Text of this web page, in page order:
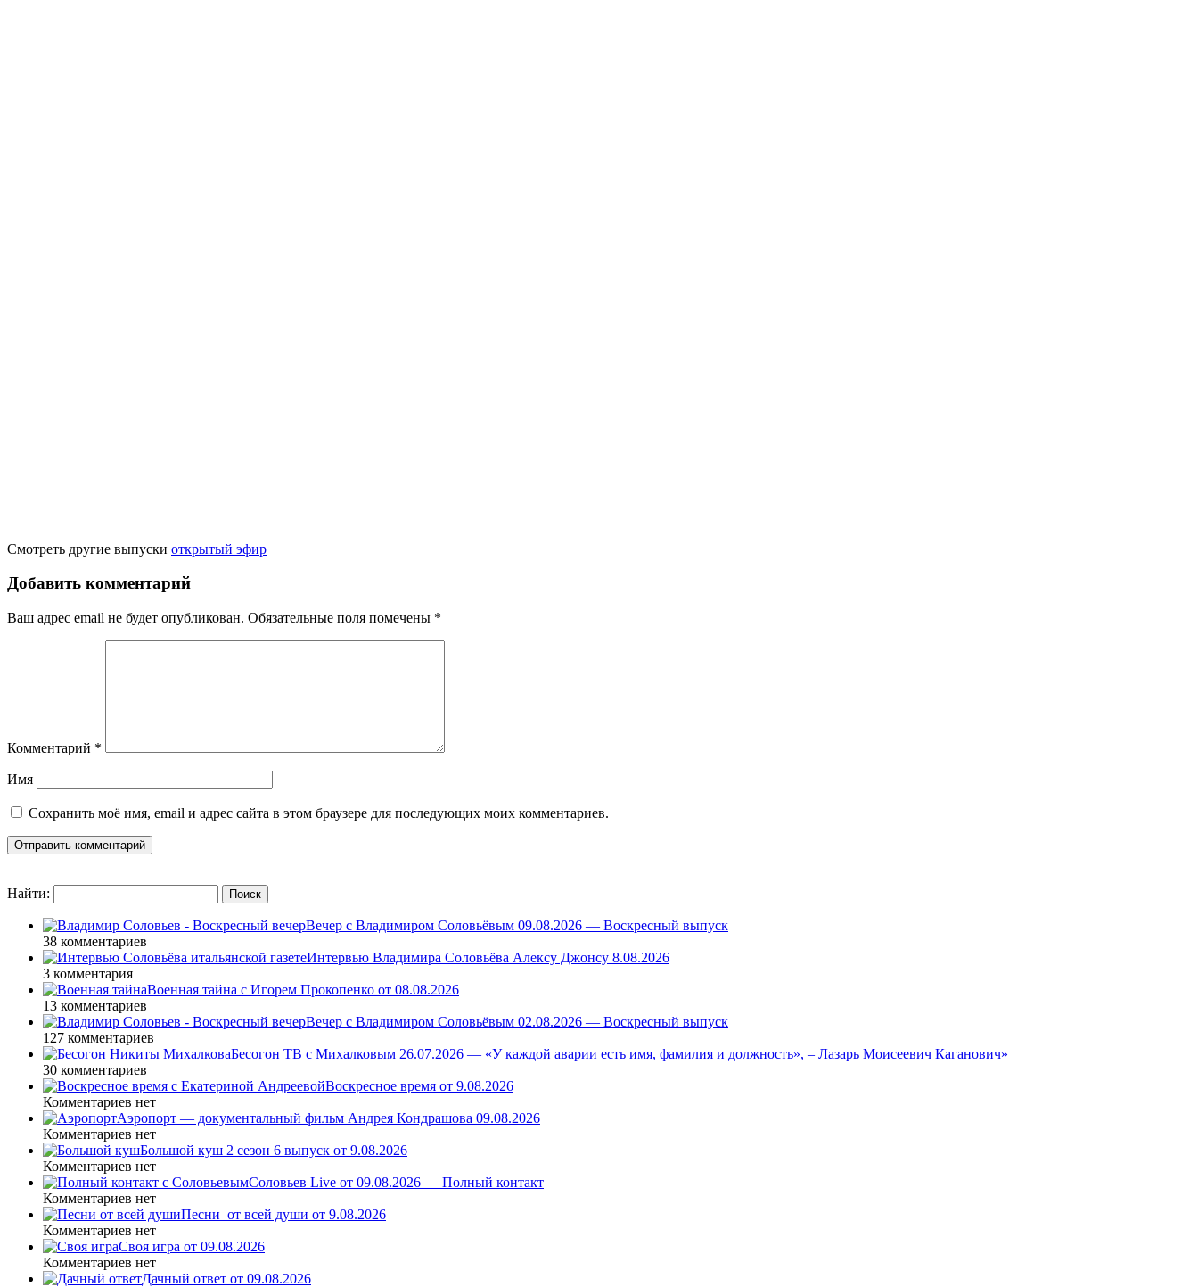
Смотреть другие выпуски открытый эфир
Добавить комментарий
Ваш адрес email не будет опубликован. Обязательные поля помечены *
Комментарий *
Имя
Сохранить моё имя, email и адрес сайта в этом браузере для последующих моих комментариев.
Найти:
Вечер с Владимиром Соловьёвым 09.08.2026 — Воскресный выпуск
38 комментариев
Интервью Владимира Соловьёва Алексу Джонсу 8.08.2026
3 комментария
Военная тайна с Игорем Прокопенко от 08.08.2026
13 комментариев
Вечер с Владимиром Соловьёвым 02.08.2026 — Воскресный выпуск
127 комментариев
Бесогон ТВ с Михалковым 26.07.2026 — «У каждой аварии есть имя, фамилия и должность», – Лазарь Моисеевич Каганович»
30 комментариев
Воскресное время от 9.08.2026
Комментариев нет
Аэропорт — документальный фильм Андрея Кондрашова 09.08.2026
Комментариев нет
Большой куш 2 сезон 6 выпуск от 9.08.2026
Комментариев нет
Соловьев Live от 09.08.2026 — Полный контакт
Комментариев нет
Песни_от всей души от 9.08.2026
Комментариев нет
Своя игра от 09.08.2026
Комментариев нет
Дачный ответ от 09.08.2026